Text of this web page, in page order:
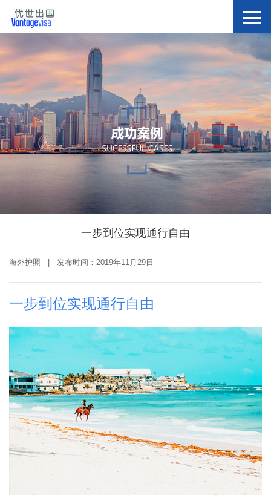
一步到位实现通行自由
海外护照 | 发布时间：2019年11月29日
一步到位实现通行自由